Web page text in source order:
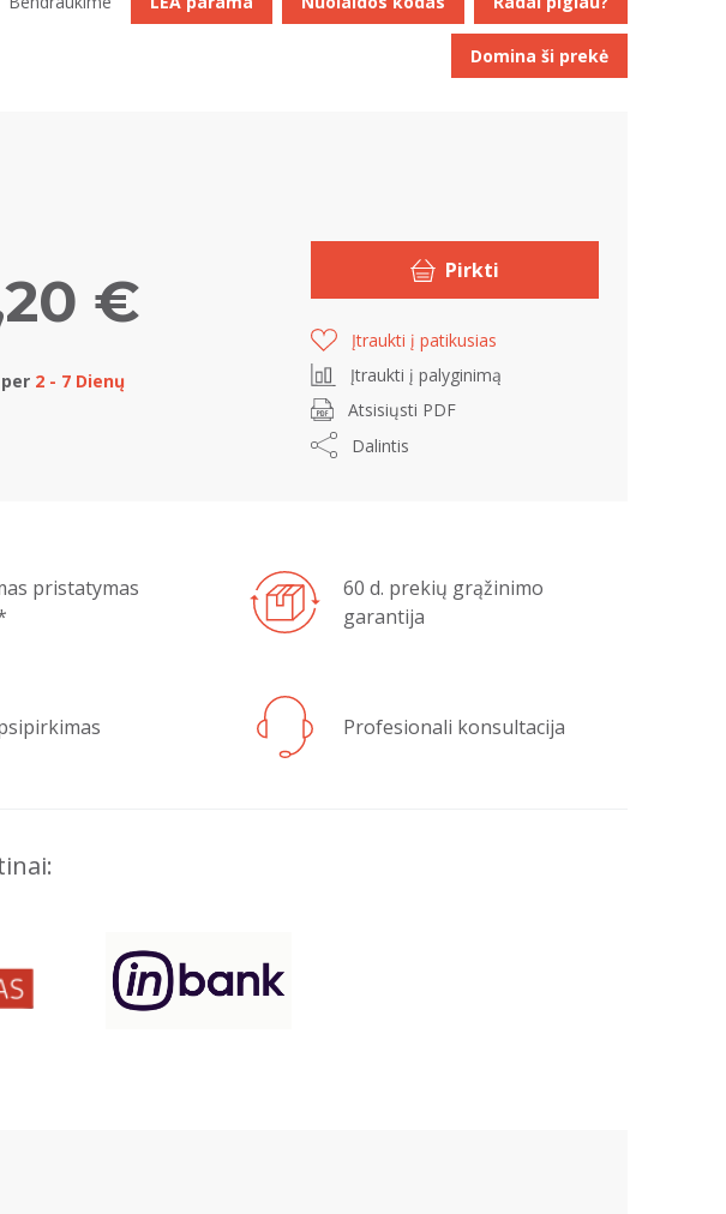
€
2 - 7 Dienų
Pirkti
Įtraukti į patikusias
Įtraukti į palyginimą
Atsisiųsti PDF
Dalintis
pristatymas
60 d. prekių grąžinimo
garantija
Profesionali konsultacija
Domina ši prekė